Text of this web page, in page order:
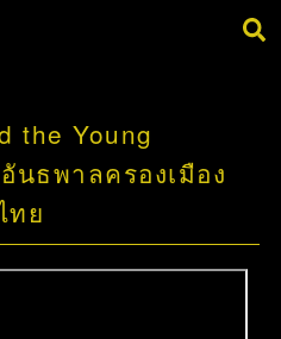
the Young
นธพาลครองเมือง
ทย